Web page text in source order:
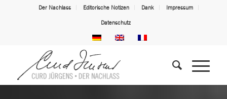
Der Nachlass Editorische Notizen Dank Impressum
Datenschutz